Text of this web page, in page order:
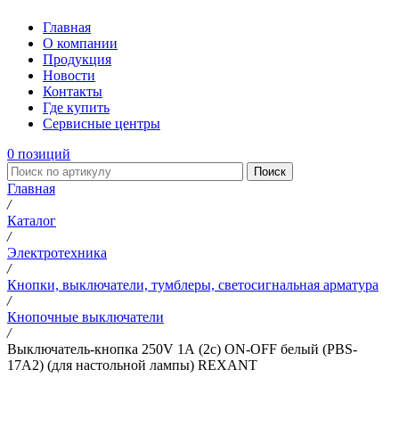
Главная
О компании
Продукция
Новости
Контакты
Где купить
Сервисные центры
0 позиций
Поиск
Главная
/
Каталог
/
Электротехника
/
Кнопки, выключатели, тумблеры, светосигнальная арматура
/
Кнопочные выключатели
/
Выключатель-кнопка 250V 1А (2с) ON-OFF белый (PBS-
17A2) (для настольной лампы) REXANT